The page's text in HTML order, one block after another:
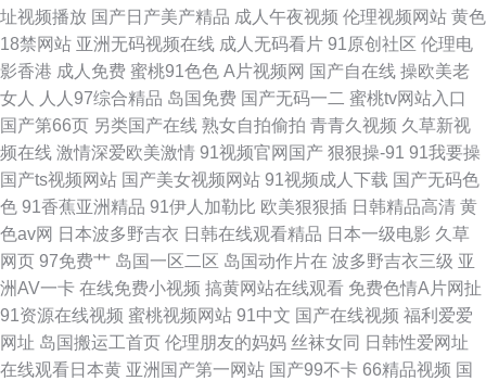
址视频播放 国产日产美产精品 成人午夜视频 伦理视频网站 黄色
18禁网站 亚洲无码视频在线 成人无码看片 91原创社区 伦理电
影香港 成人免费 蜜桃91色色 A片视频网 国产自在线 操欧美老
女人
人人97综合精品 岛国免费 国产无码一二 蜜桃tv网站入口
国产第66页 另类国产在线 熟女自拍偷拍 青青久视频 久草新视
频在线 激情深爱欧美激情 91视频官网国产 狠狠操-91 91我要操
国产ts视频网站 国产美女视频网站 91视频成人下载 国产无码色
色 91香蕉亚洲精品 91伊人加勒比 欧美狠狠插 日韩精品高清 黄
色av网 日本波多野吉衣 日韩在线观看精品 日本一级电影 久草
网页 97免费艹 岛国一区二区 岛国动作片在 波多野吉衣三级 亚
洲AV一卡 在线免费小视频 搞黄网站在线观看 免费色情A片网扯
91资源在线视频 蜜桃视频网站 91中文 国产在线视频 福利爱爱
网址 岛国搬运工首页 伦理朋友的妈妈 丝袜女同 日韩性爱网址
在线观看日本黄 亚洲国产第一网站 国产99不卡 66精品视频 国